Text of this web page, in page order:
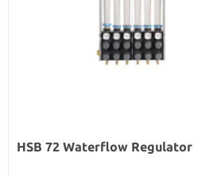
HSB 72 Waterflow Regulator